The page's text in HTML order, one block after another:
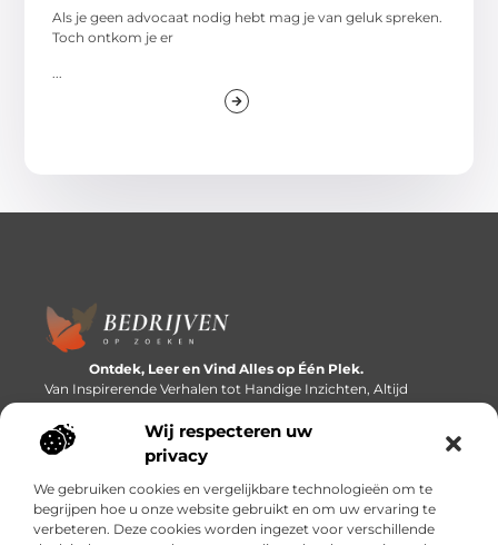
Wij respecteren uw
privacy
We gebruiken cookies en vergelijkbare technologieën om te
begrijpen hoe u onze website gebruikt en om uw ervaring te
verbeteren. Deze cookies worden ingezet voor verschillende
Als je geen advocaat nodig hebt mag je van geluk spreken.
Toch ontkom je er
Ontdek, Leer en Vind Alles op Één Plek.
Van Inspirerende Verhalen tot Handige Inzichten, Altijd
Binnen Handbereik.
Bericht categorie